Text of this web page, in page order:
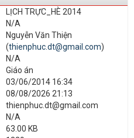
LỊCH TRỰC_HÈ 2014
N/A
Nguyễn Văn Thiện
(thienphuc.dt@gmail.com)
N/A
Giáo án
03/06/2014 16:34
08/08/2026 21:13
thienphuc.dt@gmail.com
N/A
63.00 KB